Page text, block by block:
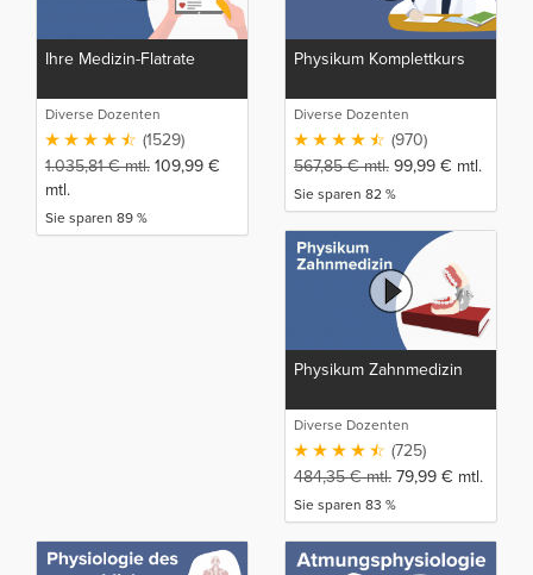
Ihre Medizin-Flatrate
Diverse Dozenten
(1529)
1.035,81€mtl. 109,99 €
mtl.
Sie sparen 89 %
Physikum Komplettkurs
Diverse Dozenten
(970)
567,85€mtl. 99,99 € mtl.
Sie sparen 82 %
Physikum Zahnmedizin
Diverse Dozenten
(725)
484,35€mtl. 79,99 € mtl.
Sie sparen 83 %